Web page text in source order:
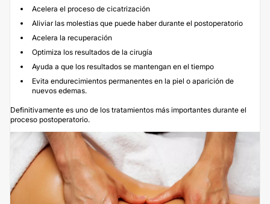
Acelera el proceso de cicatrización
Aliviar las molestias que puede haber durante el postoperatorio
Acelera la recuperación
Optimiza los resultados de la cirugía
Ayuda a que los resultados se mantengan en el tiempo
Evita endurecimientos permanentes en la piel o aparición de
nuevos edemas.
Definitivamente es uno de los tratamientos más importantes durante el
proceso postoperatorio.